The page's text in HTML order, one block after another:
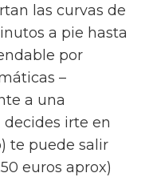
las curvas de
a pie hasta
por
–
a una
irte en
te puede salir
euros aprox)